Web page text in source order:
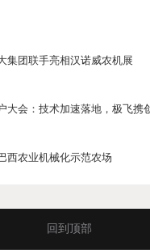
集团联手亮相汉诺威农机展
大会：技术加速落地，极飞携
西农业机械化示范农场
回到顶部